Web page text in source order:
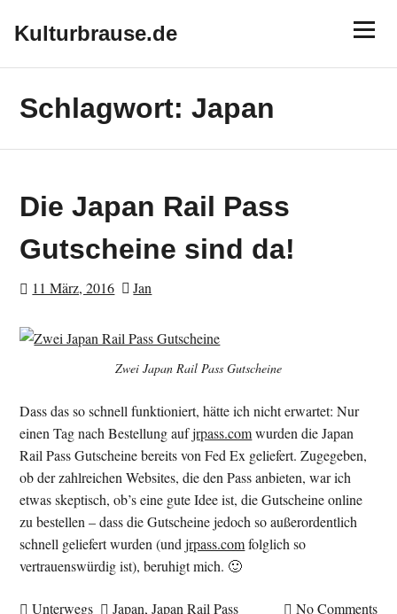
Kulturbrause.de Menu
Schlagwort:Japan
Die Japan Rail Pass
Gutscheine sind da!
11 März, 2016 Jan
Zwei Japan Rail Pass Gutscheine
Dass das so schnell funktioniert, hätte ich nicht erwartet: Nur
einen Tag nach Bestellung aufjrpass.comwurden die Japan
Rail Pass Gutscheine bereits von Fed Ex geliefert. Zugegeben,
ob der zahlreichen Websites, die den Pass anbieten, war ich
etwas skeptisch, ob’s eine gute Idee ist, die Gutscheine online
zu bestellen – dass die Gutscheine jedoch so außerordentlich
schnell geliefert wurden (undjrpass.comfolglich so
vertrauenswürdig ist), beruhigt mich. 🙂
Unterwegs Japan,Japan Rail Pass No Comments